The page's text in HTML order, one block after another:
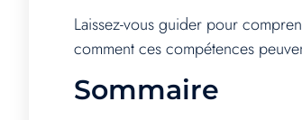
Laissez-vous guider pour
comment ces compétences
Sommaire